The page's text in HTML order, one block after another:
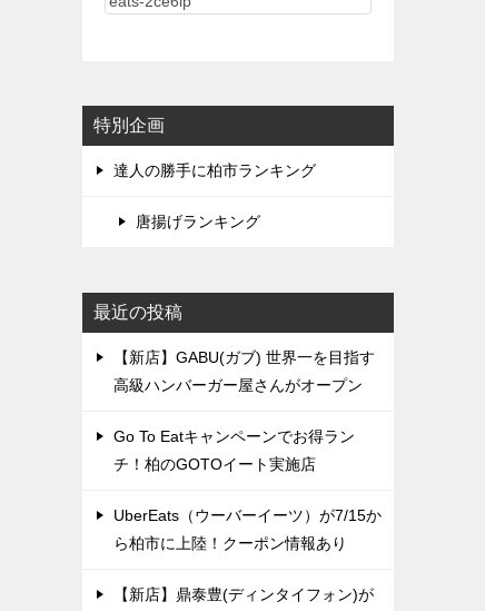
特別企画
達人の勝手に柏市ランキング
唐揚げランキング
最近の投稿
【新店】GABU(ガブ) 世界一を目指す
高級ハンバーガー屋さんがオープン
Go To Eatキャンペーンでお得ラン
チ！柏のGOTOイート実施店
UberEats（ウーバーイーツ）が7/15か
ら柏市に上陸！クーポン情報あり
【新店】鼎泰豊(ディンタイフォン)が